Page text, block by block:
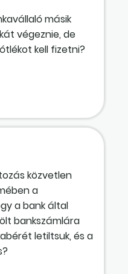
másik
végeznie, de
kell fizetni?
közvetlen
a
a bank által
bankszámlára
letiltsuk, és a